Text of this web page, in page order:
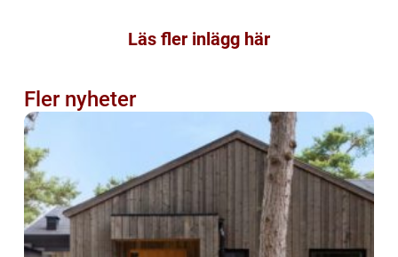
Läs fler inlägg här
Fler nyheter